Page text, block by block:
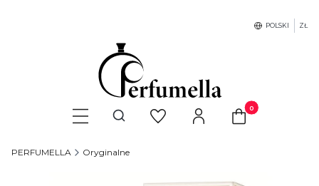
POLSKI ZŁ
Otwórz wyszukiwarkę Produkty w
PERFUMELLA Oryginalne